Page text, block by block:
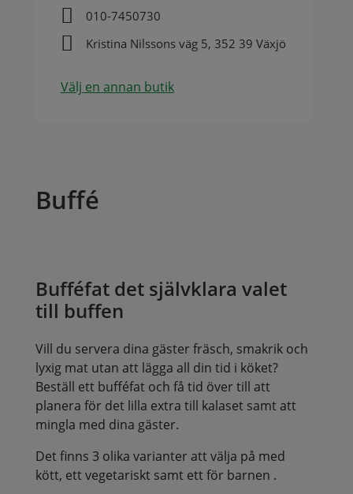
 010-7450730
 Kristina Nilssons väg 5, 352 39 Växjö
Välj en annan butik
Buffé
Bufféfat det självklara valet
till buffen
Vill du servera dina gäster fräsch, smakrik och
lyxig mat utan att lägga all din tid i köket?
Beställ ett bufféfat och få tid över till att
planera för det lilla extra till kalaset samt att
mingla med dina gäster.
Det finns 3 olika varianter att välja på med
kött, ett vegetariskt samt ett för barnen .